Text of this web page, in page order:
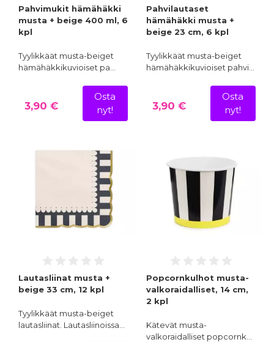
Pahvimukit hämähäkki
musta + beige 400 ml, 6
kpl
Tyylikkäät musta-beiget
hämähäkkikuvioiset pa…
3,90 €
Osta
nyt!
Pahvilautaset
hämähäkki musta +
beige 23 cm, 6 kpl
Tyylikkäät musta-beiget
hämähäkkikuvioiset pahvi…
3,90 €
Osta
nyt!
Lautasliinat musta +
beige 33 cm, 12 kpl
Tyylikkäät musta-beiget
lautasliinat. Lautasliinoissa…
Popcornkulhot musta-
valkoraidalliset, 14 cm,
2 kpl
Kätevät musta-
valkoraidalliset popcornk…